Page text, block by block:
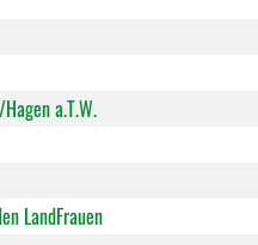
a.T.W.
LandFrauen